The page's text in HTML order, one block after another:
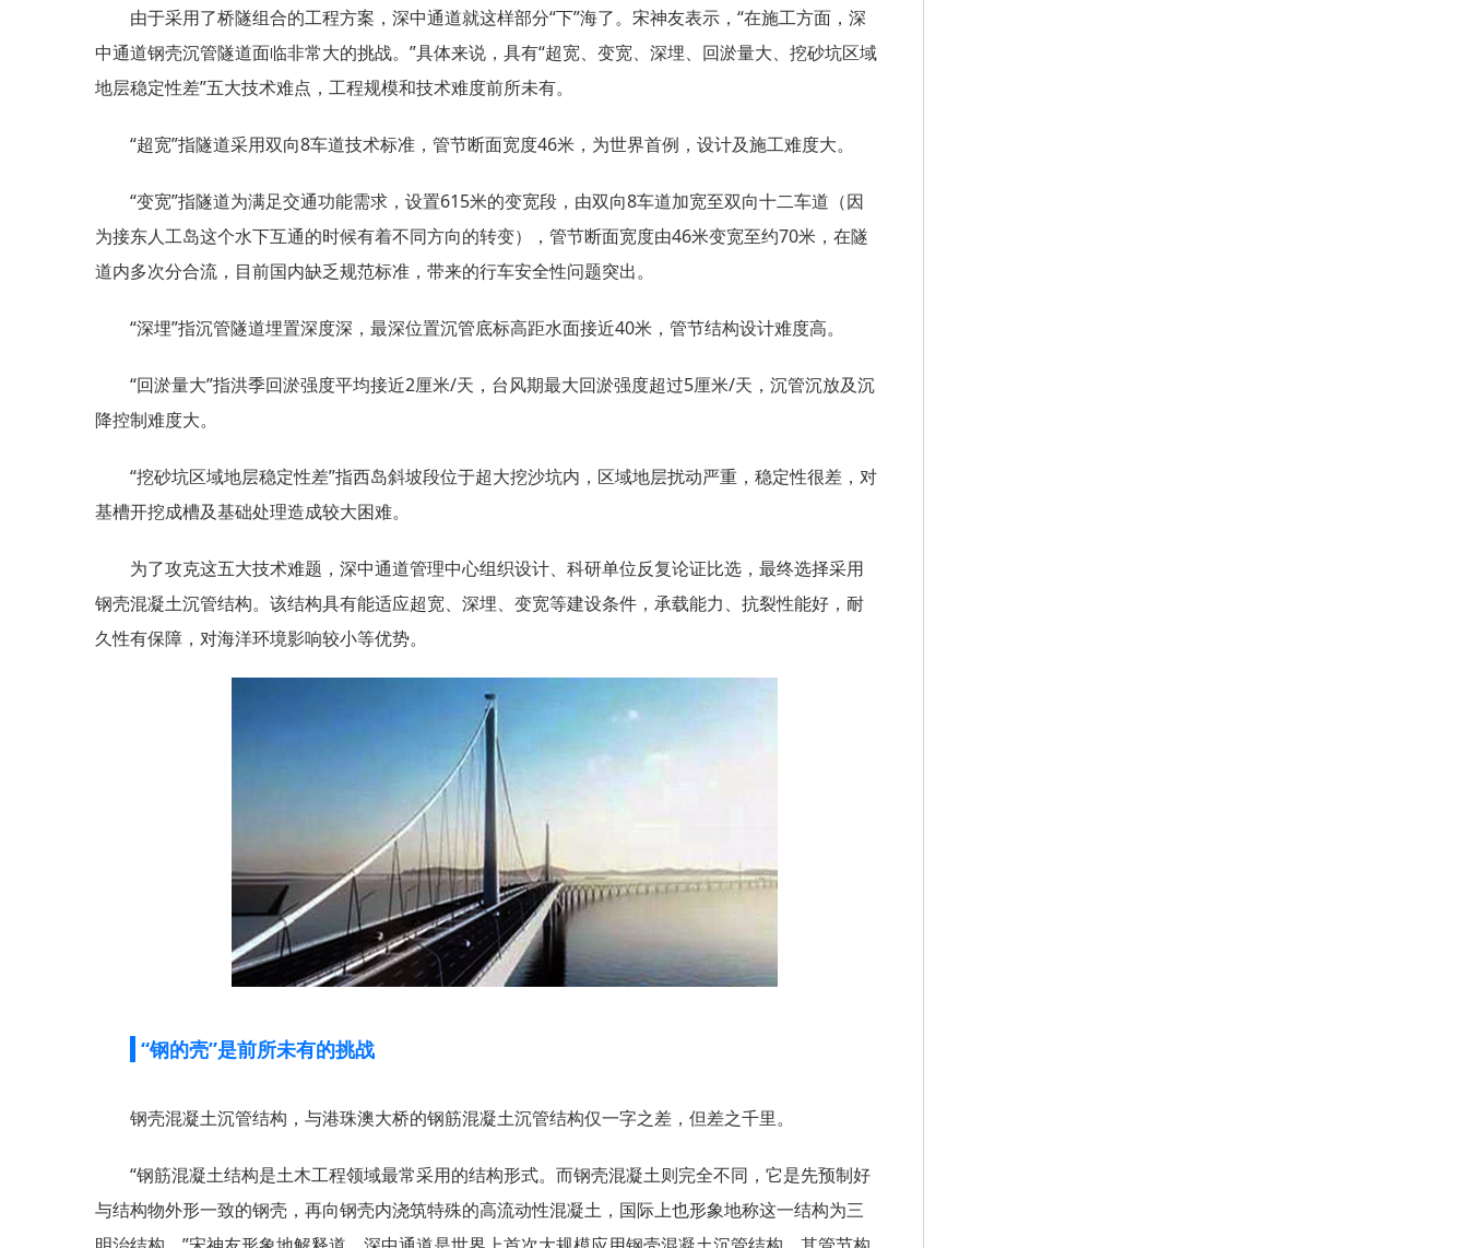
由于采用了桥隧组合的工程方案，深中通道就这样部分“下”海了。宋神友表示，“在施工方面，深
中通道钢壳沉管隧道面临非常大的挑战。”具体来说，具有“超宽、变宽、深埋、回淤量大、挖砂坑区域
地层稳定性差”五大技术难点，工程规模和技术难度前所未有。
“超宽”指隧道采用双向8车道技术标准，管节断面宽度46米，为世界首例，设计及施工难度大。
“变宽”指隧道为满足交通功能需求，设置615米的变宽段，由双向8车道加宽至双向十二车道（因
为接东人工岛这个水下互通的时候有着不同方向的转变），管节断面宽度由46米变宽至约70米，在隧
道内多次分合流，目前国内缺乏规范标准，带来的行车安全性问题突出。
“深埋”指沉管隧道埋置深度深，最深位置沉管底标高距水面接近40米，管节结构设计难度高。
“回淤量大”指洪季回淤强度平均接近2厘米/天，台风期最大回淤强度超过5厘米/天，沉管沉放及沉
降控制难度大。
“挖砂坑区域地层稳定性差”指西岛斜坡段位于超大挖沙坑内，区域地层扰动严重，稳定性很差，对
基槽开挖成槽及基础处理造成较大困难。
为了攻克这五大技术难题，深中通道管理中心组织设计、科研单位反复论证比选，最终选择采用
钢壳混凝土沉管结构。该结构具有能适应超宽、深埋、变宽等建设条件，承载能力、抗裂性能好，耐
久性有保障，对海洋环境影响较小等优势。
“钢的壳”是前所未有的挑战
钢壳混凝土沉管结构，与港珠澳大桥的钢筋混凝土沉管结构仅一字之差，但差之千里。
“钢筋混凝土结构是土木工程领域最常采用的结构形式。而钢壳混凝土则完全不同，它是先预制好
与结构物外形一致的钢壳，再向钢壳内浇筑特殊的高流动性混凝土，国际上也形象地称这一结构为三